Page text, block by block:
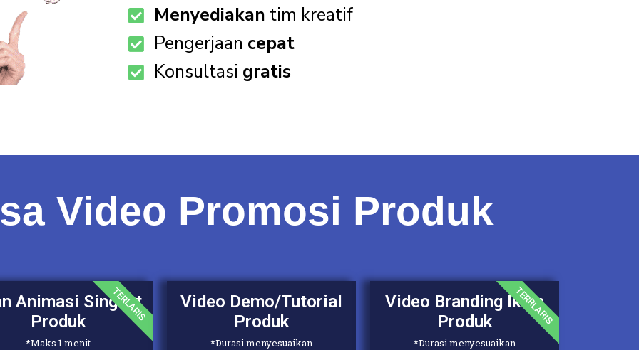
Menyediakan tim kreatif
Pengerjaan cepat
Konsultasi gratis
Video Promosi Produk
Animasi Singkat
Produk
*Maks 1 menit
TERLARIS
Video Demo/Tutorial
Produk
*Durasi menyesuaikan
Video Branding Iklan
Produk
*Durasi menyesuaikan
TERRLARIS